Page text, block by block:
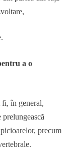
a o
în general,
prelungească
precum